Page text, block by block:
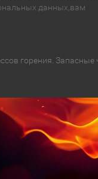
данных,вам
горения. Запасные